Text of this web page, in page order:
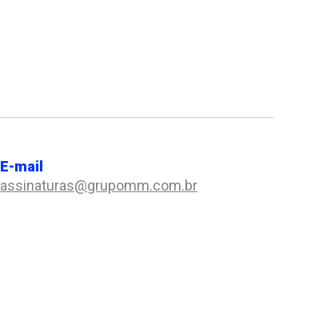
E-mail
assinaturas@grupomm.com.br